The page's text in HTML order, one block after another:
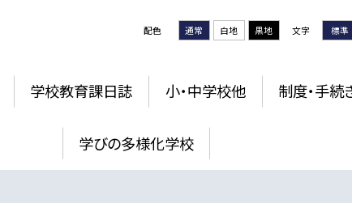
配色 通常 白地 黒地 文字 標準
学校教育課日誌 小・中学校他 制度・手続
学びの多様化学校